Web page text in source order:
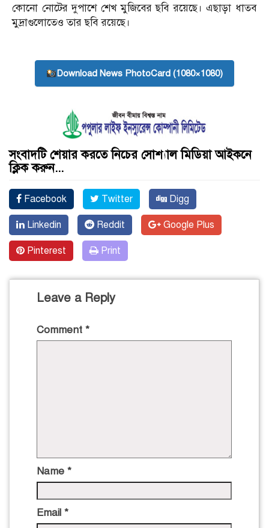
কোনো নোটের দুপাশে শেখ মুজিবের ছবি রয়েছে। এছাড়া ধাতব
মুদ্রাগুলোতেও তার ছবি রয়েছে।
Download News PhotoCard (1080×1080)
সংবাদটি শেয়ার করতে নিচের সোশ্যাল মিডিয়া আইকনে
ক্লিক করুন...
Facebook Twitter Digg
Linkedin Reddit Google Plus
Pinterest Print
Leave a Reply
Comment *
Name *
Email *